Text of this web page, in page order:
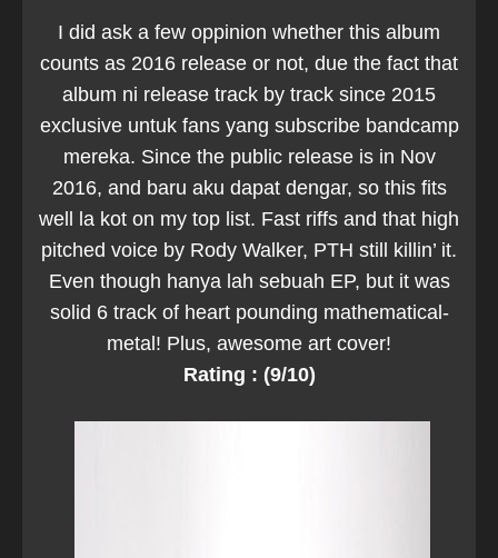
I did ask a few oppinion whether this album
counts as 2016 release or not, due the fact that
album ni release track by track since 2015
exclusive untuk fans yang subscribe bandcamp
mereka. Since the public release is in Nov
2016, and baru aku dapat dengar, so this fits
well la kot on my top list. Fast riffs and that high
pitched voice by Rody Walker, PTH still killin’ it.
Even though hanya lah sebuah EP, but it was
solid 6 track of heart pounding mathematical-
metal! Plus, awesome art cover!
Rating : (9/10)